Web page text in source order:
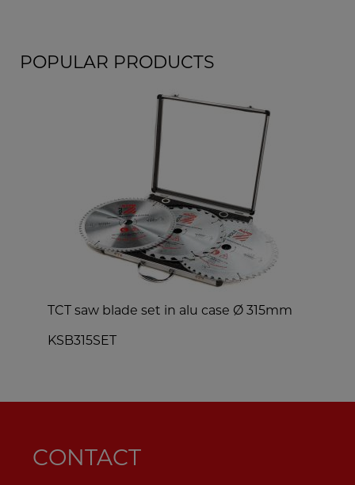
POPULAR PRODUCTS
TCT saw blade set in alu case Ø 315mm
KSB315SET
CONTACT